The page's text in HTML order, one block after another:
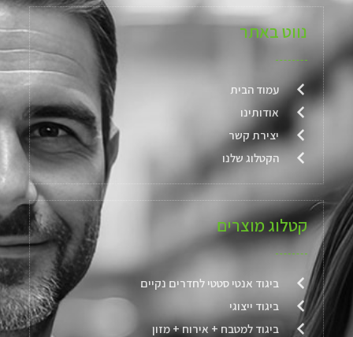
נווט באתר
עמוד הבית
אודותינו
יצירת קשר
הקטלוג שלנו
קטלוג מוצרים
ביגוד אנטי סטטי לחדרים נקיים
ביגוד ייצוגי
ביגוד למטבח + אירוח + מזון